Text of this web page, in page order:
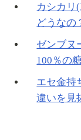
カシカリ
どうなの
ゼンブヌ
100％の
エセ金持
違いを見